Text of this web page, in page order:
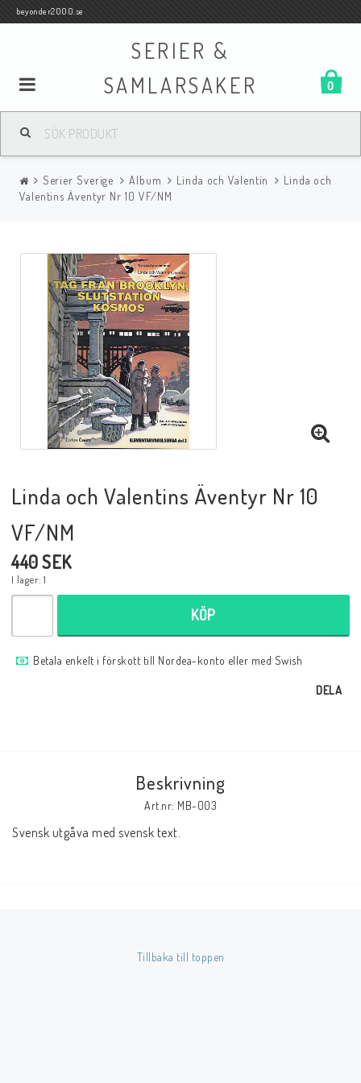
beyonder2000.se
SERIER &
SAMLARSAKER
0
Samlar- och Spelkort
Serier
Böcker
Musik
Mynt och Sedlar
Samlartillbehör
Serier Sverige
Inkl. Moms
Serier Sverige Album Linda och Valentin
Linda och
Valentins Äventyr Nr 10 VF/NM
Linda och Valentins Äventyr Nr 10
VF/NM
440 SEK
I lager: 1
KÖP
Betala enkelt i förskott till Nordea-konto eller med Swish
DELA
Beskrivning
Art.nr: MB-003
Svensk utgåva med svensk text.
Tillbaka till toppen